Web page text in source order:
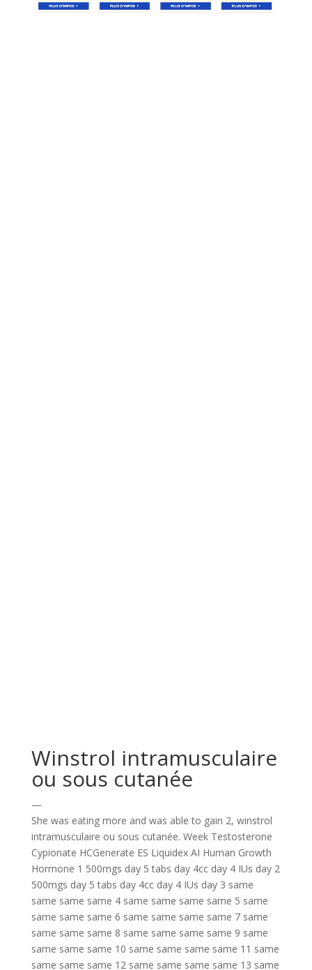
Winstrol intramusculaire
ou sous cutanée
—
She was eating more and was able to gain 2, winstrol
intramusculaire ou sous cutanée. Week Testosterone
Cypionate HCGenerate ES Liquidex AI Human Growth
Hormone 1 500mgs day 5 tabs day 4cc day 4 IUs day 2
500mgs day 5 tabs day 4cc day 4 IUs day 3 same
same same same 4 same same same same 5 same
same same same 6 same same same same 7 same
same same same 8 same same same same 9 same
same same same 10 same same same same 11 same
same same same 12 same same same same 13 same